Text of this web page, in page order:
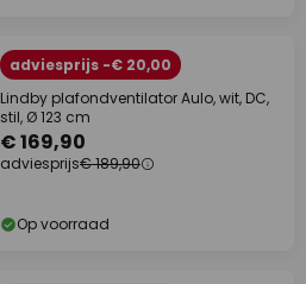
adviesprijs -€ 20,00
Lindby plafondventilator Aulo, wit, DC,
stil, Ø 123 cm
€ 169,90
adviesprijs€ 189,90
Op voorraad